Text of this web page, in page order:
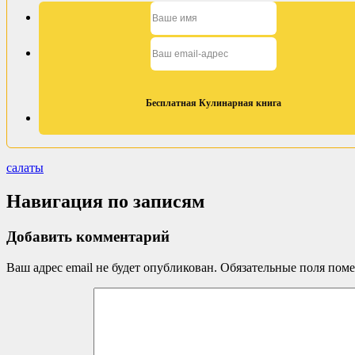
салаты
Навигация по записям
Добавить комментарий
Ваш адрес email не будет опубликован. Обязательные поля